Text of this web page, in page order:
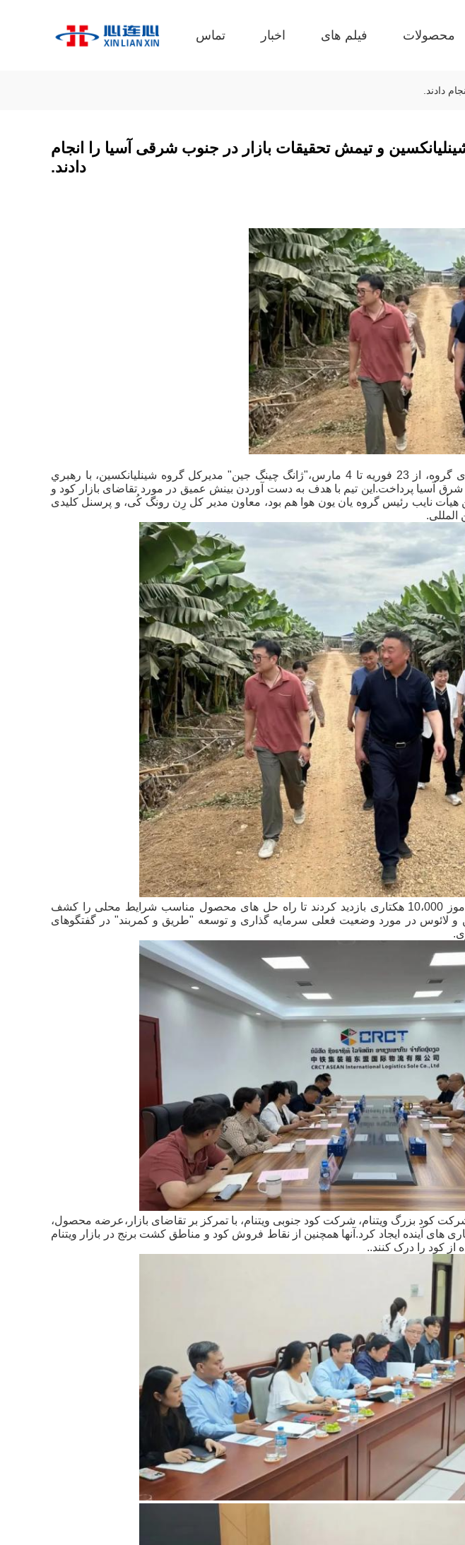
محصولات فیلم های اخبار تماس
دادند.
و تیمش تحقیقات بازار در جنوب شرقی آسیا را انجام
دادند.
برای تسریع در اجرای استراتژی بین المللی سازی گروه، از 23 فوریه تا 4 مارس،"ژانگ چينگ جين" مديرکل گروه شينليانکسين، با رهبري
شرق آسيا پرداخت.این تیم با هدف به دست آوردن بینش عمیق در مورد تقاضای بازار کود و
هيأت نايب رئيس گروه يان يون هوا هم بود، معاون مدیر کل رِن رونگ کُی، و پرسنل کلیدی
المللی.
در لائوس، مدیر کل ژانگ و تیمش از یک مزارع موز 10،000 هکتاری بازدید کردند تا راه حل های محصول مناسب شرایط محلی را کشف
و لائوس در مورد وضعیت فعلی سرمایه گذاری و توسعه "طريق و کمربند" در گفتگوهای
کود بزرگ ویتنام، شرکت کود جنوبی ویتنام، با تمرکز بر تقاضای بازار،عرضه محصول،
های آینده ایجاد کرد.آنها همچنین از نقاط فروش کود و مناطق کشت برنج در بازار ویتنام
از کود را درک کنند..